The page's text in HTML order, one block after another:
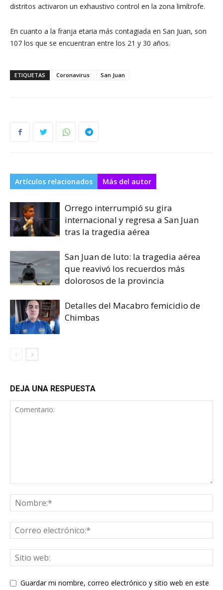
distritos activaron un exhaustivo control en la zona limítrofe.
En cuanto a la franja etaria más contagiada en San Juan, son
107 los que se encuentran entre los 21 y 30 años.
ETIQUETAS Coronavirus San Juan
Artículos relacionados Más del autor
Orrego interrumpió su gira
internacional y regresa a San Juan
tras la tragedia aérea
San Juan de luto: la tragedia aérea
que reavivó los recuerdos más
dolorosos de la provincia
Detalles del Macabro femicidio de
Chimbas
DEJA UNA RESPUESTA
Guardar mi nombre, correo electrónico y sitio web en este